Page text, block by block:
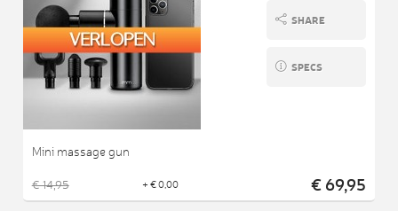
SHARE
SPECS
Mini massage gun
€ 14,95 + € 0,00 € 69,95